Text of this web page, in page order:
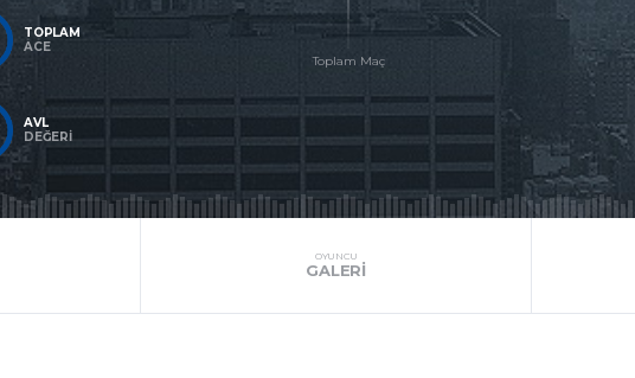
TOPLAM
ACE
AVL
DEĞERI
OYUNCU
GALERI